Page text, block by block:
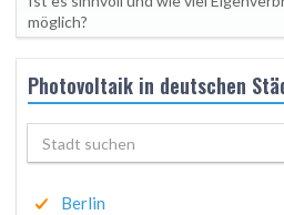
möglich?
Photovoltaik in deutschen
Berlin